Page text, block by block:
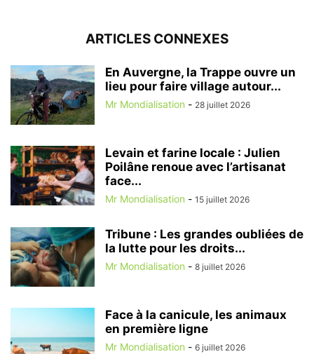
ARTICLES CONNEXES
En Auvergne, la Trappe ouvre un
lieu pour faire village autour...
Mr Mondialisation - 28 juillet 2026
Levain et farine locale : Julien
Poilâne renoue avec l’artisanat
face...
Mr Mondialisation - 15 juillet 2026
Tribune : Les grandes oubliées de
la lutte pour les droits...
Mr Mondialisation - 8 juillet 2026
Face à la canicule, les animaux
en première ligne
Mr Mondialisation - 6 juillet 2026